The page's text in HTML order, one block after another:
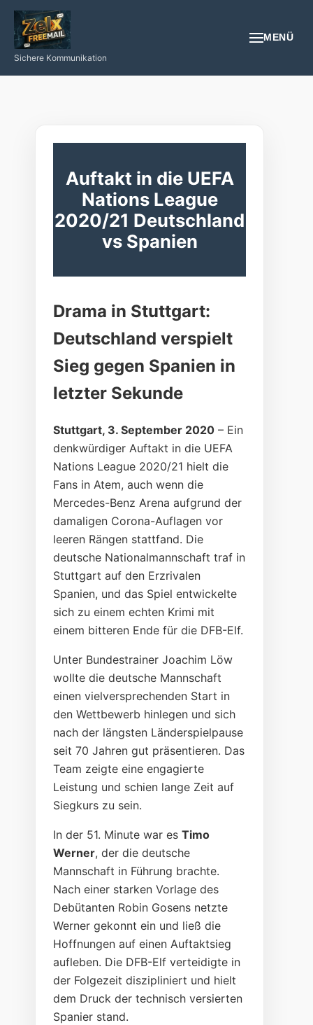
Sichere Kommunikation
MENÜ
GESUNDHEIT
PROGRAMIEREN/INTERNET/SMARTPHONE
Auftakt in die UEFA
Nations League
2020/21 Deutschland
vs Spanien
Drama in Stuttgart:
Deutschland verspielt
Sieg gegen Spanien in
letzter Sekunde
Stuttgart, 3. September 2020 – Ein
denkwürdiger Auftakt in die UEFA
Nations League 2020/21 hielt die
Fans in Atem, auch wenn die
Mercedes-Benz Arena aufgrund der
damaligen Corona-Auflagen vor
leeren Rängen stattfand. Die
deutsche Nationalmannschaft traf in
Stuttgart auf den Erzrivalen
Spanien, und das Spiel entwickelte
sich zu einem echten Krimi mit
einem bitteren Ende für die DFB-Elf.
Unter Bundestrainer Joachim Löw
wollte die deutsche Mannschaft
einen vielversprechenden Start in
den Wettbewerb hinlegen und sich
nach der längsten Länderspielpause
seit 70 Jahren gut präsentieren. Das
Team zeigte eine engagierte
Leistung und schien lange Zeit auf
Siegkurs zu sein.
In der 51. Minute war esTimo
Werner, der die deutsche
Mannschaft in Führung brachte.
Nach einer starken Vorlage des
Debütanten Robin Gosens netzte
Werner gekonnt ein und ließ die
Hoffnungen auf einen Auftaktsieg
aufleben. Die DFB-Elf verteidigte in
der Folgezeit diszipliniert und hielt
dem Druck der technisch versierten
Spanier stand.